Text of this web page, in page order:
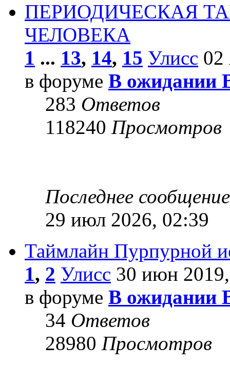
ПЕРИОДИЧЕСКАЯ
ЧЕЛОВЕКА
1 ... 13, 14, 15 Улисс 02
в форуме В ожидании
283 Ответов
118240 Просмотров
Последнее
29 июл 2026, 02:39
Таймлайн Пурпурной
1, 2 Улисс 30 июн
в форуме В ожидании
34 Ответов
28980 Просмотров